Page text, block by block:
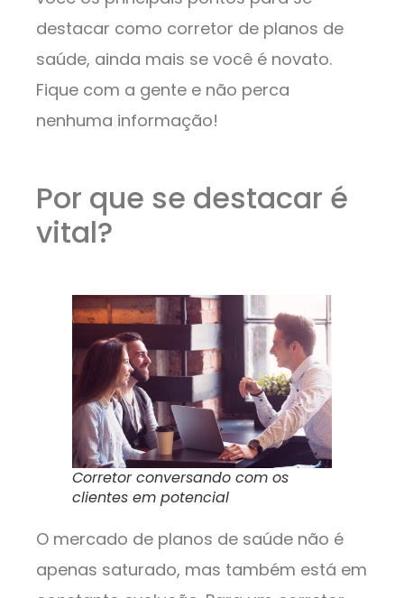
destacar como corretor de planos de
saúde, ainda mais se você é novato.
Fique com a gente e não perca
nenhuma informação!
Por que se destacar é
vital?
Corretor conversando com os
clientes em potencial
O mercado de planos de saúde não é
apenas saturado, mas também está em